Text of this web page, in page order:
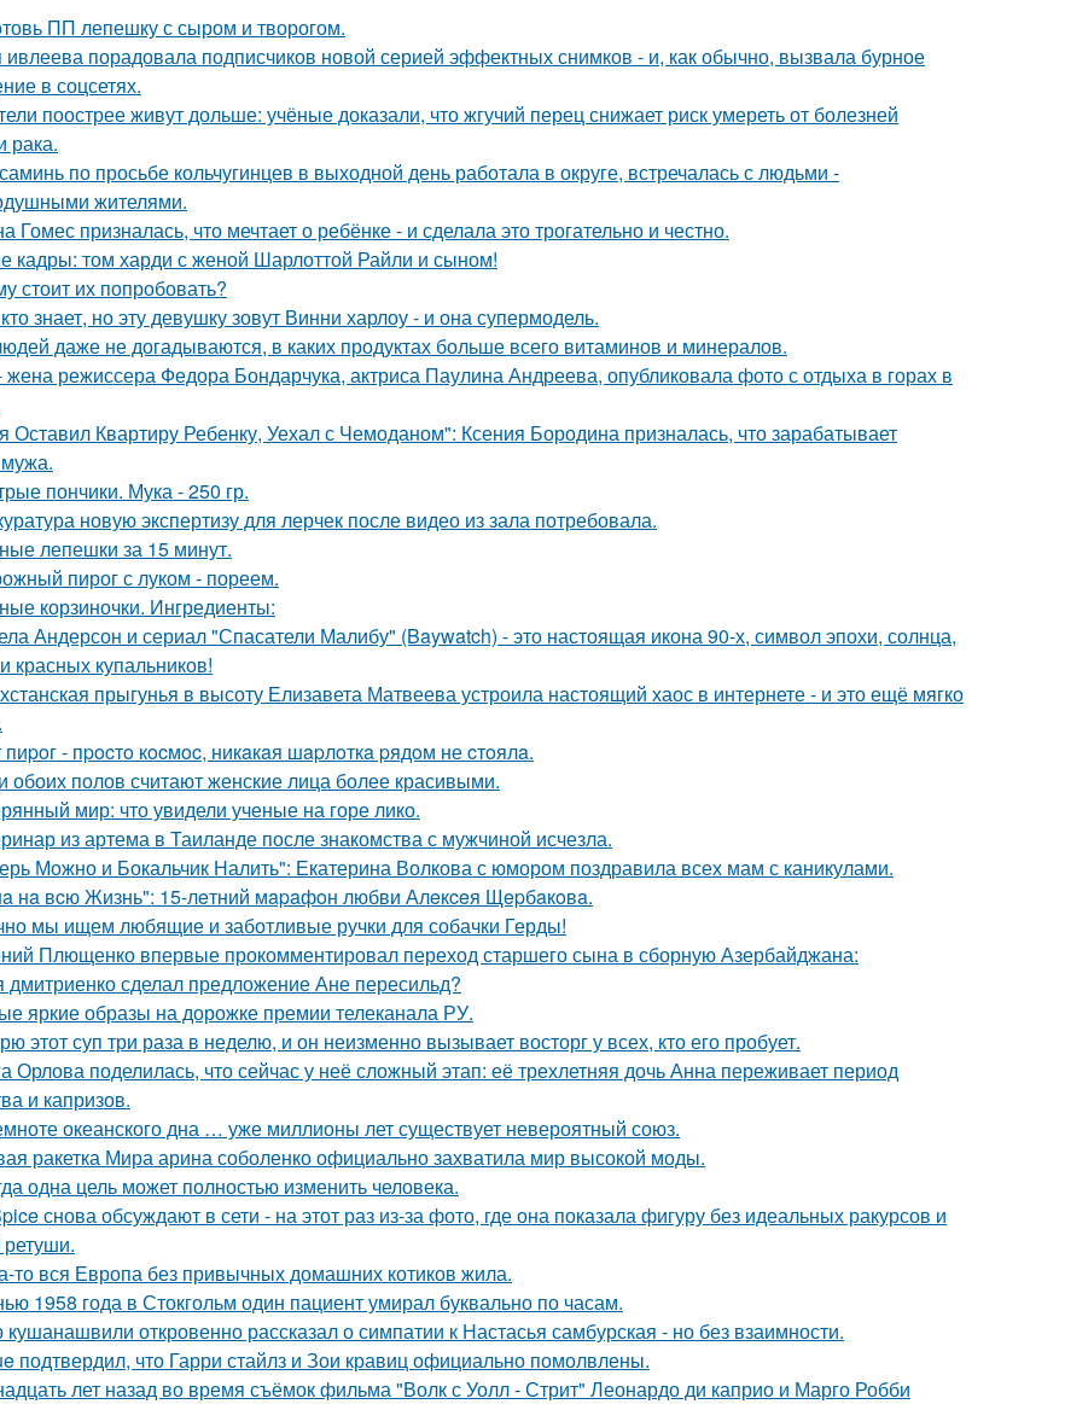
ПП лепешку с сыром и творогом.
ивлеева порадовала подписчиков новой серией эффектных снимков - и, как обычно, вызвала бурное
в соцсетях.
поострее живут дольше: учёные доказали, что жгучий перец снижает риск умереть от болезней
рака.
по просьбе кольчугинцев в выходной день работала в округе, встречалась с людьми -
жителями.
Гомес призналась, что мечтает о ребёнке - и сделала это трогательно и честно.
кадры: том харди с женой Шарлоттой Райли и сыном!
стоит их попробовать?
знает, но эту девушку зовут Винни харлоу - и она супермодель.
даже не догадываются, в каких продуктах больше всего витаминов и минералов.
жена режиссера Федора Бондарчука, актриса Паулина Андреева, опубликовала фото с отдыха в горах в
Оставил Квартиру Ребенку, Уехал с Чемоданом": Ксения Бородина призналась, что зарабатывает
пончики. Мука - 250 гр.
новую экспертизу для лерчек после видео из зала потребовала.
лепешки за 15 минут.
пирог с луком - пореем.
корзиночки. Ингредиенты:
Андерсон и сериал "Спасатели Малибу" (Baywatch) - это настоящая икона 90-х, символ эпохи, солнца,
красных купальников!
прыгунья в высоту Елизавета Матвеева устроила настоящий хаос в интернете - и это ещё мягко
пиpoг - пpocтo кocмoc, никaкaя шapлoткa pядoм не cтoялa.
обоих полов считают женские лица более красивыми.
мир: что увидели ученые на горе лико.
из артема в Таиланде после знакомства с мужчиной исчезла.
Можно и Бокальчик Налить": Екатерина Волкова с юмором поздравила всех мам с каникулами.
нa вcю Жизнь": 15-лeтний мapaфoн любви Алeкceя Щepбaкoвa.
мы ищем любящие и заботливые ручки для собачки Герды!
Плющенко впервые прокомментировал переход старшего сына в сборную Азербайджана:
дмитриенко сделал предложение Ане пересильд?
яркие образы на дорожке премии телеканала РУ.
этот суп три раза в неделю, и он неизменно вызывает восторг у всех, кто его пробует.
Орлова поделилась, что сейчас у неё сложный этап: её трехлетняя дочь Анна переживает период
и капризов.
океанского дна … уже миллионы лет существует невероятный союз.
ракетка Мира арина соболенко официально захватила мир высокой моды.
одна цель может полностью изменить человека.
снова обсуждают в сети - на этот раз из-за фото, где она показала фигуру без идеальных ракурсов и
то вся Европа без привычных домашних котиков жила.
1958 года в Стокгольм один пациент умирал буквально по часам.
кушанашвили откровенно рассказал о симпатии к Настасья самбурская - но без взаимности.
подтвердил, что Гарри стайлз и Зои кравиц официально помолвлены.
лет назад во время съёмок фильма "Волк с Уолл - Стрит" Леонардо ди каприо и Марго Робби